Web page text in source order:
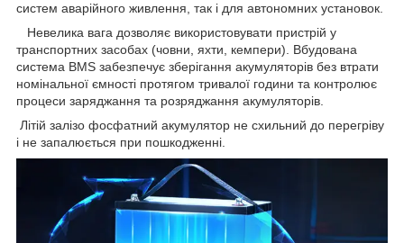
систем аварійного живлення, так і для автономних установок.
Невелика вага дозволяє використовувати пристрій у
транспортних засобах (човни, яхти, кемпери). Вбудована
система BMS забезпечує зберігання акумуляторів без втрати
номінальної ємності протягом тривалої години та контролює
процеси заряджання та розряджання акумуляторів.
Літій залізо фосфатний акумулятор не схильний до перегріву
і не запалюється при пошкодженні.